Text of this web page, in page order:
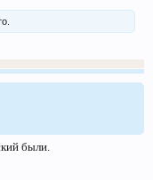
были.